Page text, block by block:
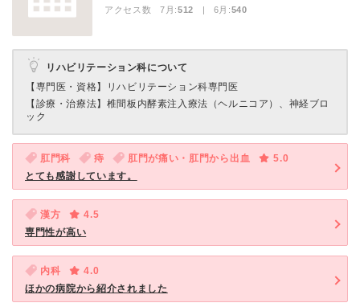
アクセス数 7月:512 | 6月:540
リハビリテーション科について
【専門医・資格】
リハビリテーション科専門医
【診療・治療法】 椎間板内酵素注入療法（ヘルニコア）、神経ブロ
ック
肛門科 痔 肛門が痛い・肛門から出血
5.0
とても感謝しています。
漢方
4.5
専門性が高い
内科
4.0
ほかの病院から紹介されました